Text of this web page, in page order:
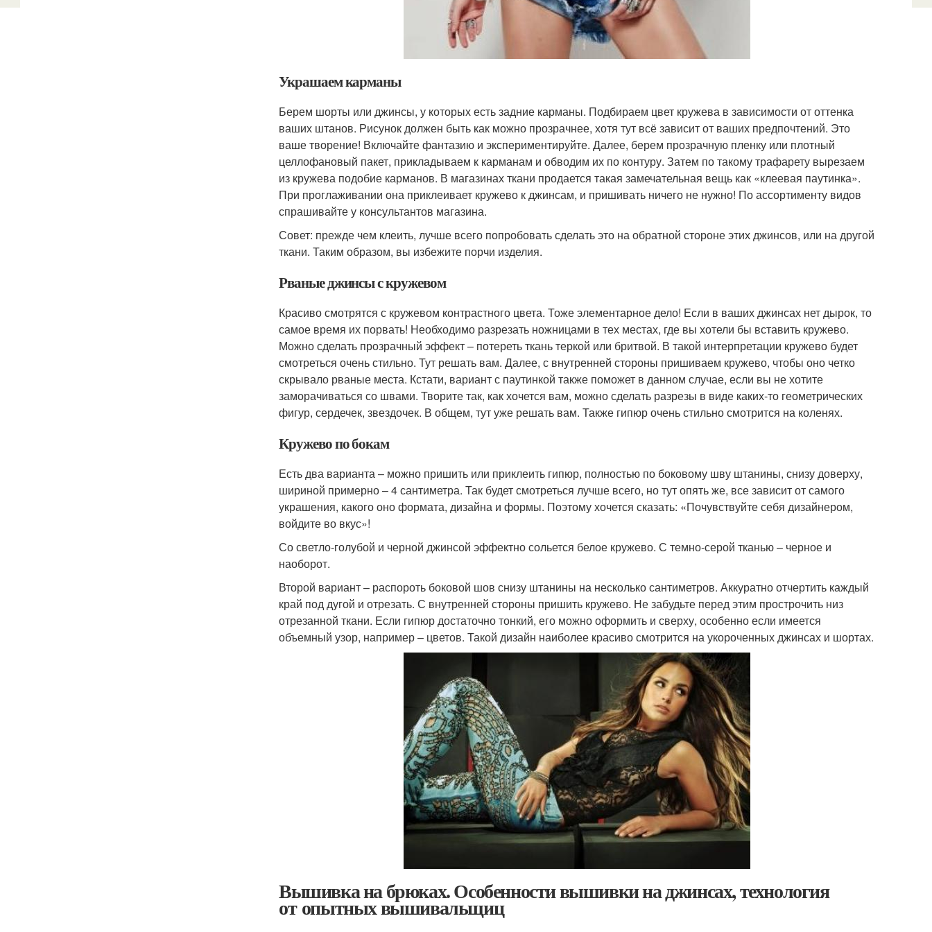
Украшаем карманы
Берем шорты или джинсы, у которых есть задние карманы. Подбираем цвет кружева в зависимости от оттенка
ваших штанов. Рисунок должен быть как можно прозрачнее, хотя тут всё зависит от ваших предпочтений. Это
ваше творение! Включайте фантазию и экспериментируйте. Далее, берем прозрачную пленку или плотный
целлофановый пакет, прикладываем к карманам и обводим их по контуру. Затем по такому трафарету вырезаем
из кружева подобие карманов. В магазинах ткани продается такая замечательная вещь как «клеевая паутинка».
При проглаживании она приклеивает кружево к джинсам, и пришивать ничего не нужно! По ассортименту видов
спрашивайте у консультантов магазина.
Совет: прежде чем клеить, лучше всего попробовать сделать это на обратной стороне этих джинсов, или на другой
ткани. Таким образом, вы избежите порчи изделия.
Рваные джинсы с кружевом
Красиво смотрятся с кружевом контрастного цвета. Тоже элементарное дело! Если в ваших джинсах нет дырок, то
самое время их порвать! Необходимо разрезать ножницами в тех местах, где вы хотели бы вставить кружево.
Можно сделать прозрачный эффект – потереть ткань теркой или бритвой. В такой интерпретации кружево будет
смотреться очень стильно. Тут решать вам. Далее, с внутренней стороны пришиваем кружево, чтобы оно четко
скрывало рваные места. Кстати, вариант с паутинкой также поможет в данном случае, если вы не хотите
заморачиваться со швами. Творите так, как хочется вам, можно сделать разрезы в виде каких-то геометрических
фигур, сердечек, звездочек. В общем, тут уже решать вам. Также гипюр очень стильно смотрится на коленях.
Кружево по бокам
Есть два варианта – можно пришить или приклеить гипюр, полностью по боковому шву штанины, снизу доверху,
шириной примерно – 4 сантиметра. Так будет смотреться лучше всего, но тут опять же, все зависит от самого
украшения, какого оно формата, дизайна и формы. Поэтому хочется сказать: «Почувствуйте себя дизайнером,
войдите во вкус»!
Со светло-голубой и черной джинсой эффектно сольется белое кружево. С темно-серой тканью – черное и
наоборот.
Второй вариант – распороть боковой шов снизу штанины на несколько сантиметров. Аккуратно отчертить каждый
край под дугой и отрезать. С внутренней стороны пришить кружево. Не забудьте перед этим прострочить низ
отрезанной ткани. Если гипюр достаточно тонкий, его можно оформить и сверху, особенно если имеется
объемный узор, например – цветов. Такой дизайн наиболее красиво смотрится на укороченных джинсах и шортах.
Вышивка на брюках. Особенности вышивки на джинсах, технология
от опытных вышивальщиц